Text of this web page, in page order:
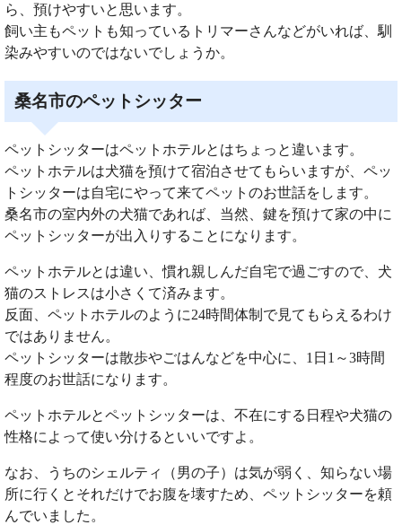
ら、預けやすいと思います。
飼い主もペットも知っているトリマーさんなどがいれば、馴
染みやすいのではないでしょうか。
桑名市のペットシッター
ペットシッターはペットホテルとはちょっと違います。
ペットホテルは犬猫を預けて宿泊させてもらいますが、ペッ
トシッターは自宅にやって来てペットのお世話をします。
桑名市の室内外の犬猫であれば、当然、鍵を預けて家の中に
ペットシッターが出入りすることになります。
ペットホテルとは違い、慣れ親しんだ自宅で過ごすので、犬
猫のストレスは小さくて済みます。
反面、ペットホテルのように24時間体制で見てもらえるわけ
ではありません。
ペットシッターは散歩やごはんなどを中心に、1日1～3時間
程度のお世話になります。
ペットホテルとペットシッターは、不在にする日程や犬猫の
性格によって使い分けるといいですよ。
なお、うちのシェルティ（男の子）は気が弱く、知らない場
所に行くとそれだけでお腹を壊すため、ペットシッターを頼
んでいました。